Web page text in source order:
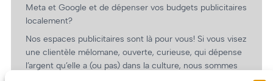
Meta et Google et de dépenser vos budgets publicitaires
localement?
Nos espaces publicitaires sont là pour vous! Si vous visez
une clientèle mélomane, ouverte, curieuse, qui dépense
l’argent qu’elle a (ou pas) dans la culture, nous sommes